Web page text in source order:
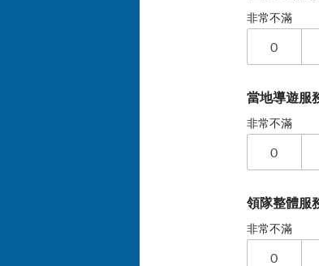
非常不滿
0
當地導遊服
非常不滿
0
領隊整體服
非常不滿
0